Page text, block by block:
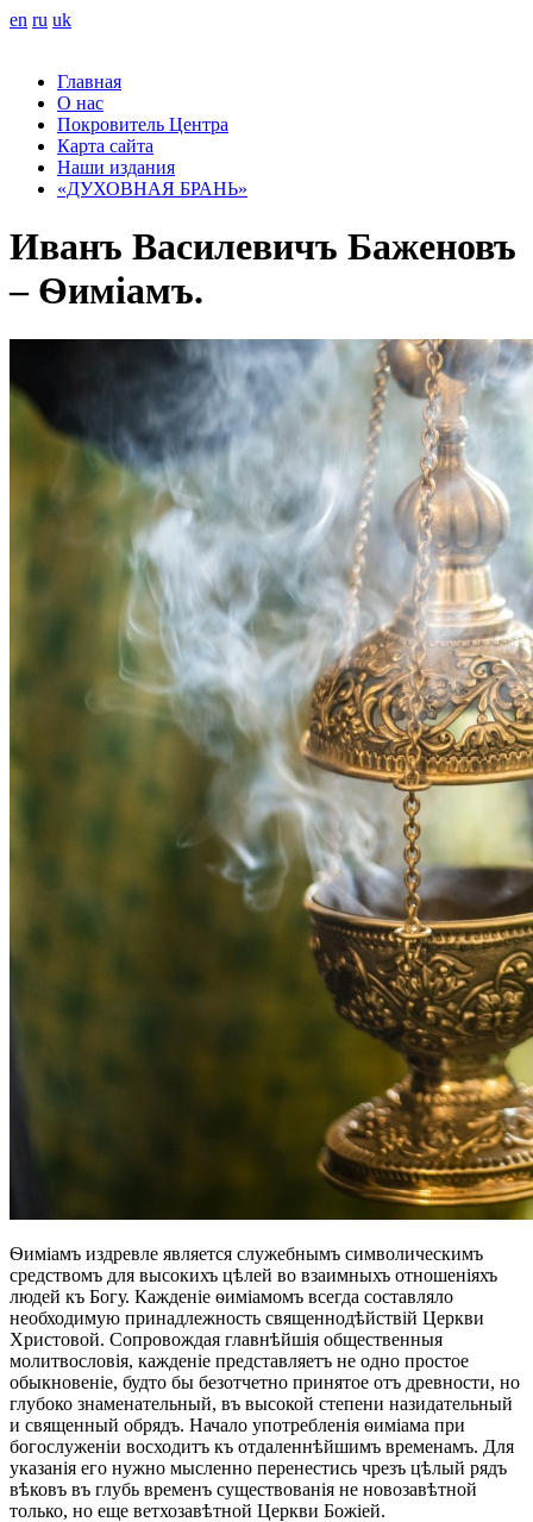
en ru uk
Главная
О нас
Покровитель Центра
Карта сайта
Наши издания
«ДУХОВНАЯ БРАНЬ»
Иванъ Василевичъ Баженовъ
– Ѳиміамъ.
Ѳиміамъ издревле является служебнымъ символическимъ
средствомъ для высокихъ цѣлей во взаимныхъ отношеніяхъ
людей къ Богу. Кажденіе ѳиміамомъ всегда составляло
необходимую принадлежность священнодѣйствій Церкви
Христовой. Сопровождая главнѣйшія общественныя
молитвословія, кажденіе представляетъ не одно простое
обыкновеніе, будто бы безотчетно принятое отъ древности, но
глубоко знаменательный, въ высокой степени назидательный
и священный обрядъ. Начало употребленія ѳиміама при
богослуженіи восходитъ къ отдаленнѣйшимъ временамъ. Для
указанія его нужно мысленно перенестись чрезъ цѣлый рядъ
вѣковъ въ глубь временъ существованія не новозавѣтной
только, но еще ветхозавѣтной Церкви Божіей.